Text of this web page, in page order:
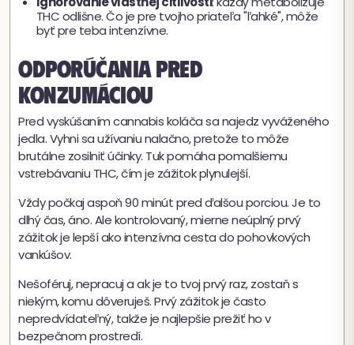
THC odlišne. Čo je pre tvojho priateľa "ľahké", môže
byť pre teba intenzívne.
Odporúčania pred
konzumáciou
Pred vyskúšaním cannabis koláča sa najedz vyváženého
jedla. Vyhni sa užívaniu nalačno, pretože to môže
brutálne zosilniť účinky. Tuk pomáha pomalšiemu
vstrebávaniu THC, čím je zážitok plynulejší.
Vždy počkaj aspoň 90 minút pred ďalšou porciou. Je to
dlhý čas, áno. Ale kontrolovaný, mierne neúplný prvý
zážitok je lepší ako intenzívna cesta do pohovkových
vankúšov.
Nešoféruj, nepracuj a ak je to tvoj prvý raz, zostaň s
niekým, komu dôveruješ. Prvý zážitok je často
nepredvídateľný, takže je najlepšie prežiť ho v
bezpečnom prostredí.